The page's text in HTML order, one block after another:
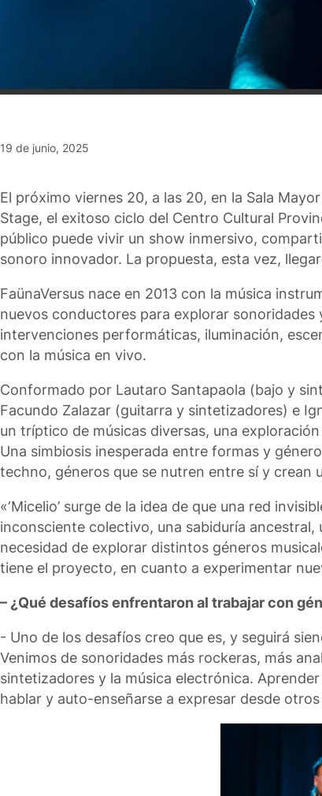
19 de junio, 2025
El próximo viernes 20, a las 20, en la Sala
Stage, el exitoso ciclo del Centro Cultural
público puede vivir un show inmersivo,
sonoro innovador. La propuesta, esta vez,
FaünaVersus nace en 2013 con la música
nuevos conductores para explorar
intervenciones performáticas, iluminación,
con la música en vivo.
Conformado por Lautaro Santapaola (bajo y
Facundo Zalazar (guitarra y sintetizadores) e
un tríptico de músicas diversas, una
Una simbiosis inesperada entre formas y
techno, géneros que se nutren entre sí y crean
«‘Micelio’ surge de la idea de que una red
inconsciente colectivo, una sabiduría
necesidad de explorar distintos géneros
tiene el proyecto, en cuanto a experimentar
– ¿Qué desafíos enfrentaron al trabajar con
⁠- Uno de los desafíos creo que es, y seguirá
Venimos de sonoridades más rockeras, más
sintetizadores y la música electrónica.
hablar y auto-enseñarse a expresar desde